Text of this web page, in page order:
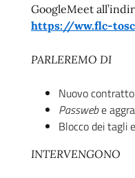
GoogleMeet
https://ww.flc-
PARLEREMO DI
Nuovo
Passwebe
Blocco dei tagli
INTERVENGONO